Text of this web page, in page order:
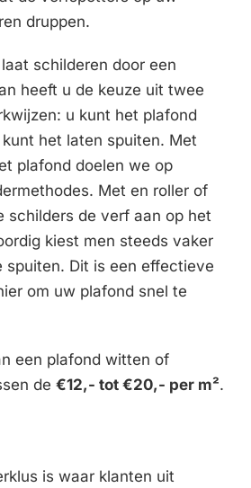
druppen.
schilderen door een
heeft u de keuze uit twee
u kunt het plafond
het laten spuiten. Met
plafond doelen we op
Met en roller of
schilders de verf aan op het
kiest men steeds vaker
spuiten. Dit is een effectieve
om uw plafond snel te
een plafond witten of
de €12,- tot €20,- per m².
is waar klanten uit